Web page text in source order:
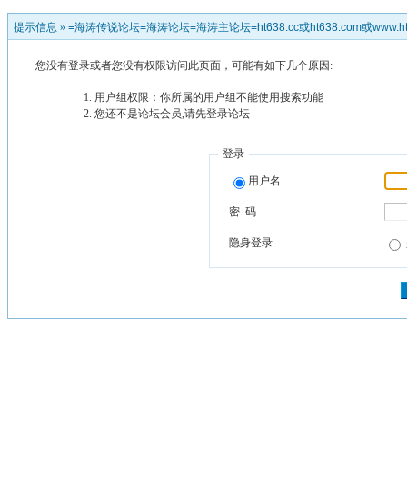
提示信息 » ≡海涛传说论坛≡海涛论坛≡海涛主论坛≡ht638.cc或ht638.com或
您没有登录或者您没有权限访问此页面，可能有如下几个原因:
用户组权限：你所属的用户组不能使用搜索功能
您还不是论坛会员,请先登录论坛
登录
用户名
密 码
隐身登录